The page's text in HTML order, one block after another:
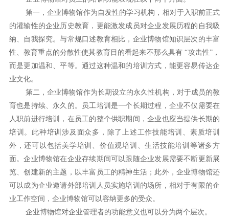
第一，企业博物馆作为自发性的学习机构，相对于入职前正式
的灌输性的企业历史教育，更能激发成员对企业发展历程的自我吸
纳、自我探究。与常规口述教育相比，企业博物馆知识层次的丰富
性、教育重点的分散性使其教育目的看起来不那么具有 “攻击性”，
而是更加温和、平等。通过这种温和的培训方式，能更容易传达企
业文化。
第二，企业博物馆作为长期设立的永久性机构，对于成员的教
育也是持续、永久的。员工培训是一个长期过程，企业不仅需要在
人职前进行培训，在员工的整个供职期间，企业也应当提供长期的
培训。此种培训涉及面众多，除了上述工作技能培训、素质培训
外，还可以包括美学培训、价值观培训、生活技能培训等诸多方
面。企业博物馆在企业存续期间可以跟随企业发展需要不断更新展
览、创建新的主题，以丰富员工的精神生活；此外，企业博物馆还
可以成为企业邀请外部培训人员实施培训的场所，相对于有限的企
业工作空间，企业博物馆可以容纳更多的受众。
企业博物馆对企业管理者的功能意义也可以分为两个层次。